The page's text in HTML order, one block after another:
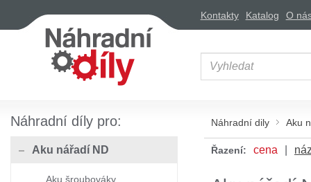
Kontakty Katalog O
Náhradní díly pro:
Aku nářadí ND
Aku šroubováky
Náhradní dily Aku
Řazení: cena